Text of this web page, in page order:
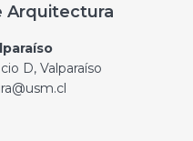
Arquitectura
D, Valparaíso